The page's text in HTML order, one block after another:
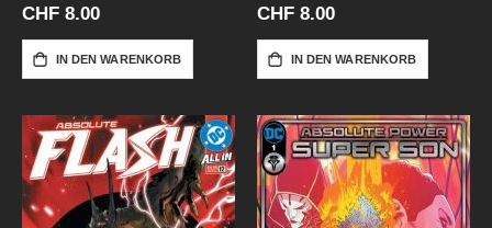
CHF 8.00
IN DEN WARENKORB
CHF 8.00
IN DEN WARENKORB